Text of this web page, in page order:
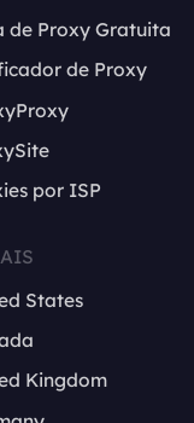
de Proxy Gratuita
de Proxy
por ISP
States
Kingdom